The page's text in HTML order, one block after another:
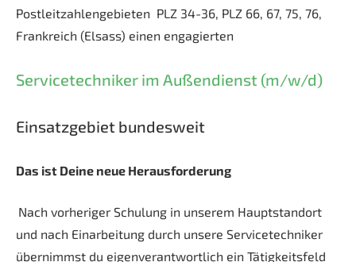
Postleitzahlengebieten PLZ 34-36, PLZ 66, 67, 75, 76,
Frankreich (Elsass) einen engagierten
Servicetechniker im Außendienst (m/w/d)
Einsatzgebiet bundesweit
Das ist Deine neue Herausforderung
Nach vorheriger Schulung in unserem Hauptstandort
und nach Einarbeitung durch unsere Servicetechniker
übernimmst du eigenverantwortlich ein Tätigkeitsfeld